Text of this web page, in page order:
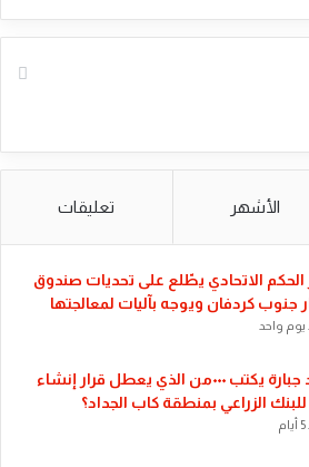
الأشهر تعليقات
الحكم الاتحادي يطّلع على تحديات صندوق
جنوب كردفان ويوجه بآليات لمعالجتها
يوم واحد
أحمد جبارة يكتب ٠٠٠من الذي يعطل قرار إنشاء
الزراعي بمنطقة كاب الجداد؟